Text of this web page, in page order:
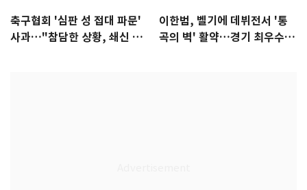
축구협회 '심판 성 접대 파문'
사과…"참담한 상황, 쇄신 약
이한범, 벨기에 데뷔전서 '통
곡의 벽' 활약…경기 최우수선